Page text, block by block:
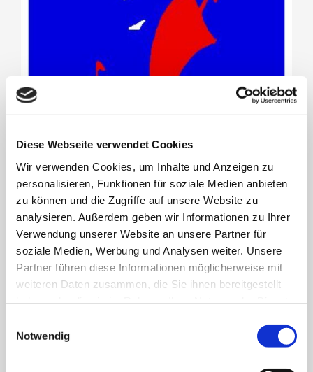
Diese Webseite verwendet Cookies
Wir verwenden Cookies, um Inhalte und Anzeigen zu
personalisieren, Funktionen für soziale Medien anbieten
zu können und die Zugriffe auf unsere Website zu
analysieren. Außerdem geben wir Informationen zu Ihrer
Verwendung unserer Website an unsere Partner für
soziale Medien, Werbung und Analysen weiter. Unsere
Partner führen diese Informationen möglicherweise mit
weiteren Daten zusammen, die Sie ihnen bereitgestellt
Notwendig
Bekanntmachung über die Entscheidung über die Zulassung der
Wahlvorschläge in der Sitzung am 21.07.2026 des Wahlausschusses der
Inselgemeinde Langeoog für die Kommunalwahlen am 13. September 2026
21. Juli 2026